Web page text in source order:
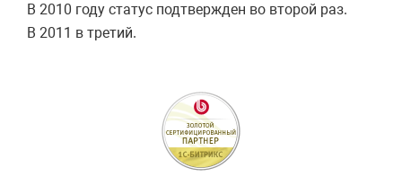
В 2010 году статус подтвержден во второй раз.
В 2011 в третий.